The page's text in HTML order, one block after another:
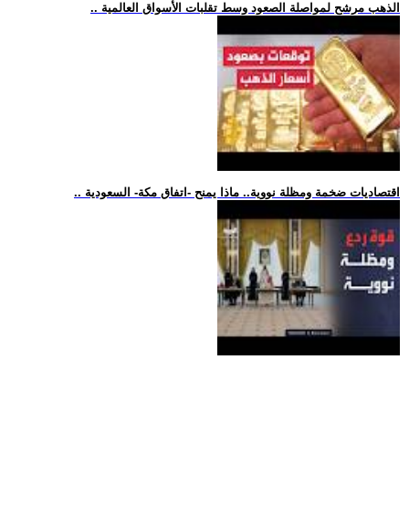
.. الذهب مرشح لمواصلة الصعود وسط تقلبات الأسواق العالمية
.. اقتصاديات ضخمة ومظلة نووية.. ماذا يمنح -اتفاق مكة- السعودية